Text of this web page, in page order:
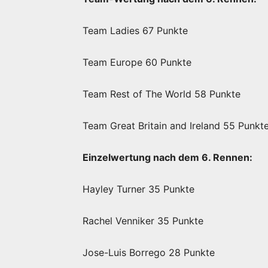
Team Ladies 67 Punkte
Team Europe 60 Punkte
Team Rest of The World 58 Punkte
Team Great Britain and Ireland 55
Einzelwertung nach dem 6. Rennen:
Hayley Turner 35 Punkte
Rachel Venniker 35 Punkte
Jose-Luis Borrego 28 Punkte